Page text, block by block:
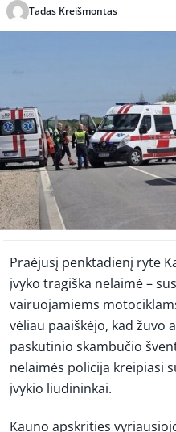
Tadas Kreišmontas
Praėjusį penktadienį ryte
įvyko tragiška nelaimė –
vairuojamiems
vėliau paaiškėjo, kad žuvo
paskutinio skambučio
nelaimės policija kreipiasi
įvykio liudininkai.
Kauno apskrities